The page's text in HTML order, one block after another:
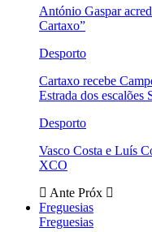
António Gaspar
Cartaxo”
Desporto
Cartaxo recebe
Estrada dos
Desporto
Vasco Costa e Luís
XCO
Ante Próx
Freguesias
Freguesias